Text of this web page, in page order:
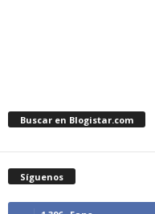
Buscar en Blogistar.com
Síguenos